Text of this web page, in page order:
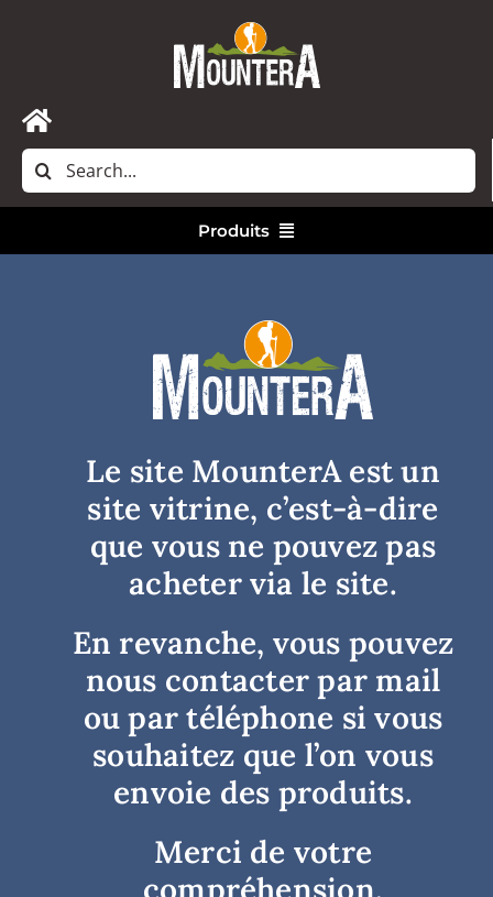
Toggle
Navigation
Accueil
Rechercher:
Produits
Randonnée
Trail
Escalade / Alpinisme
Bons Plans
Le site MounterA est un
site vitrine, c’est-à-dire
que vous ne pouvez pas
acheter via le site.
En revanche, vous pouvez
nous contacter par mail
ou par téléphone si vous
souhaitez que l’on vous
envoie des produits.
Merci de votre